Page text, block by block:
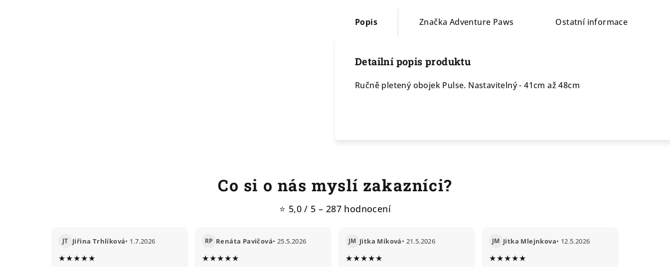
Popis Značka Adventure Paws Ostatní informace
Detailní popis produktu
Ručně pletený obojek Pulse. Nastavitelný - 41cm až 48cm
Co si o nás myslí zakazníci?
⭐ 5,0 / 5 – 287 hodnocení
JT Jiřina Trhlíková• 1.7.2026
★★★★★
RP Renáta Pavičová• 25.5.2026
★★★★★
JM Jitka Míková• 21.5.2026
★★★★★
JM Jitka Mlejnkova• 12.5.2026
★★★★★